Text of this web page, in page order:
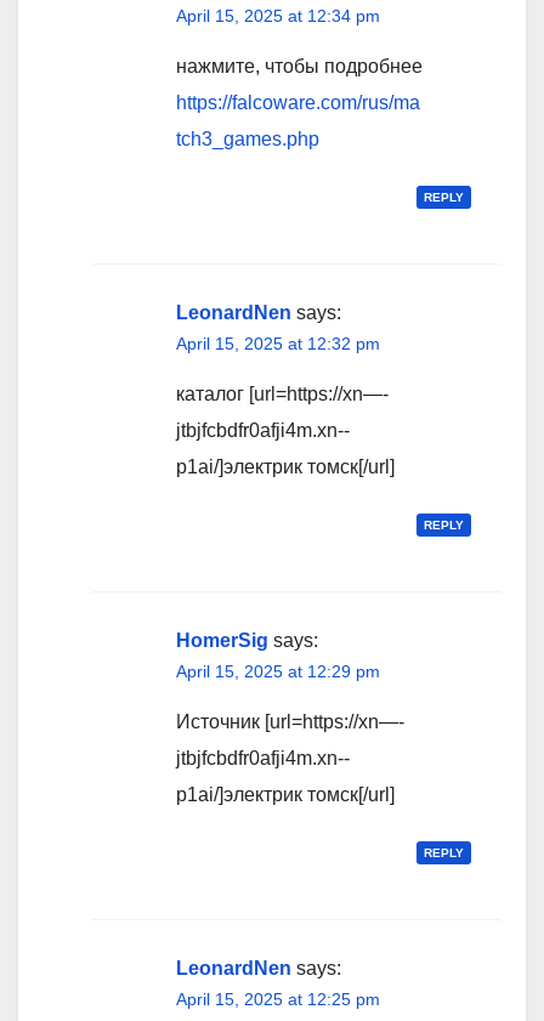
April 15, 2025 at 12:34 pm
нажмите, чтобы подробнее
https://falcoware.com/rus/ma
tch3_games.php
REPLY
LeonardNen says:
April 15, 2025 at 12:32 pm
каталог [url=https://xn—-
jtbjfcbdfr0afji4m.xn--
p1ai/]электрик томск[/url]
REPLY
HomerSig says:
April 15, 2025 at 12:29 pm
Источник [url=https://xn—-
jtbjfcbdfr0afji4m.xn--
p1ai/]электрик томск[/url]
REPLY
LeonardNen says:
April 15, 2025 at 12:25 pm